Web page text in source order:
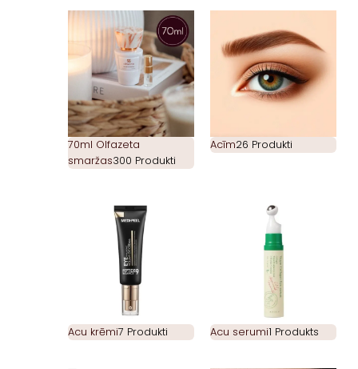
70ml Olfazeta
smaržas300 Produkti
Acīm26 Produkti
Acu krēmi7 Produkti Acu serumi1 Produkts